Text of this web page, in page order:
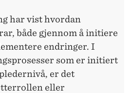
har vist hvordan
både gjennom å initiere
endringer. I
som er initiert
er det
eller